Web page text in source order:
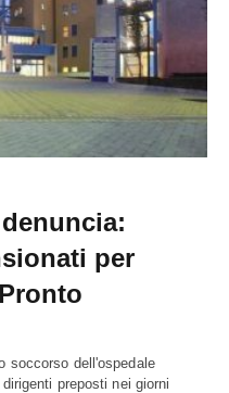
per
soccorso dell'ospedale
preposti nei giorni